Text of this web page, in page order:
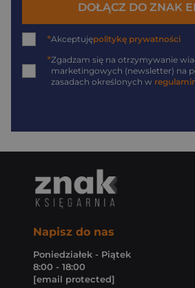
DOŁĄCZ DO ZNAK
*Akceptujępolitykę prywatności
*Zgadzam się na otrzymywanie
marketingowych (newsletter) na
zasadach określonych w
Napisz do nas
Poniedziałek - Piątek
8:00 - 18:00
[email protected]